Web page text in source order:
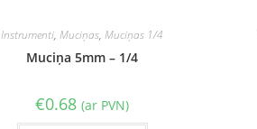
Instrumenti,Muciņas,Muciņas 1/4
Muciņa 5mm – 1/4
€0.68 (ar PVN)